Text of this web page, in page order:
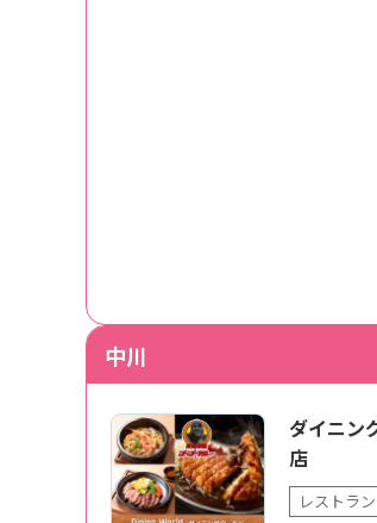
中川
ダイニン
店
レストラン